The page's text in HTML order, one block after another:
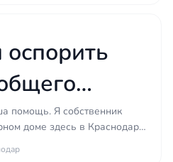
если
помощь. Я собственник
доме здесь в Краснодаре.
проведено общее